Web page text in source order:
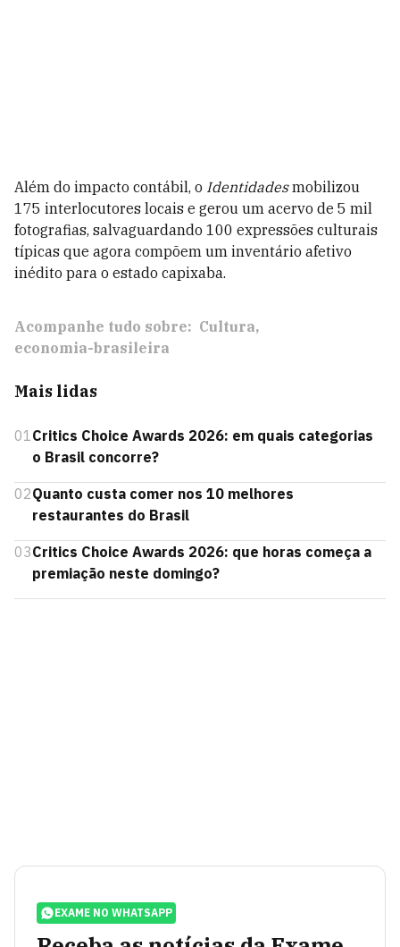
Além do impacto contábil, o Identidadesmobilizou
175 interlocutores locais e gerou um acervo de 5 mil
fotografias, salvaguardando 100 expressões culturais
típicas que agora compõem um inventário afetivo
inédito para o estado capixaba.
Acompanhe tudo sobre: Cultura
economia-brasileira
Mais lidas
01Critics Choice Awards 2026: em quais categorias
o Brasil concorre?
02Quanto custa comer nos 10 melhores
restaurantes do Brasil
03Critics Choice Awards 2026: que horas começa a
premiação neste domingo?
EXAME NO WHATSAPP